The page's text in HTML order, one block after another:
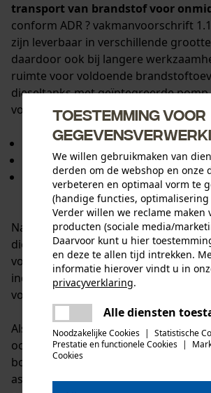
transport van brandstof voor
conform ADR ? vakmanvoorschrift
zijn leverbaar in verschillende
daardoor ook bij langere
ruimte voor voldoende
dieseltanks met geïntegreerde pomp
volgende maten:
mobiele dieseltank met 210 l
mobiele dieseltank met 440 l
mobiele dieseltank met 440 l
(50 liter) voor AdBlue
Naast de ADR-goedkeuring bieden de
dieseltanks van Cemo nog meer
voorzien van een geïntegreerde pomp
indicator, voorzien van uitsparingen
vorkheftrucks en draagbeugels en
Als er onderhoud en reparaties nodig
oogstmachine of als er extra
bosbouwwerkzaamheden, biedt KOX
assortiment
Toestemming voor
We willen gebruikmaken van
derden om de webshop en onze
verbeteren en optimaal vorm te
(handige functies, optimalisering
Verder willen we reclame maken
producten (sociale media/
Daarvoor kunt u hier
en deze te allen tijd intrekken.
informatie hierover vindt u in
privacyverklaring.
Alle diensten
Noodzakelijke Cookies | Statistische
Prestatie en functionele Cookies |
Cookies
Er is een fout opgetreden.
het opnieuw te proberen.
delen
mail